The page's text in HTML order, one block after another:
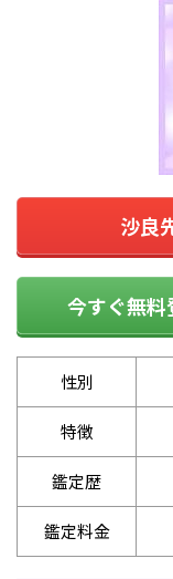
沙良
今すぐ無料
性別
特徴
鑑定歴
鑑定料金